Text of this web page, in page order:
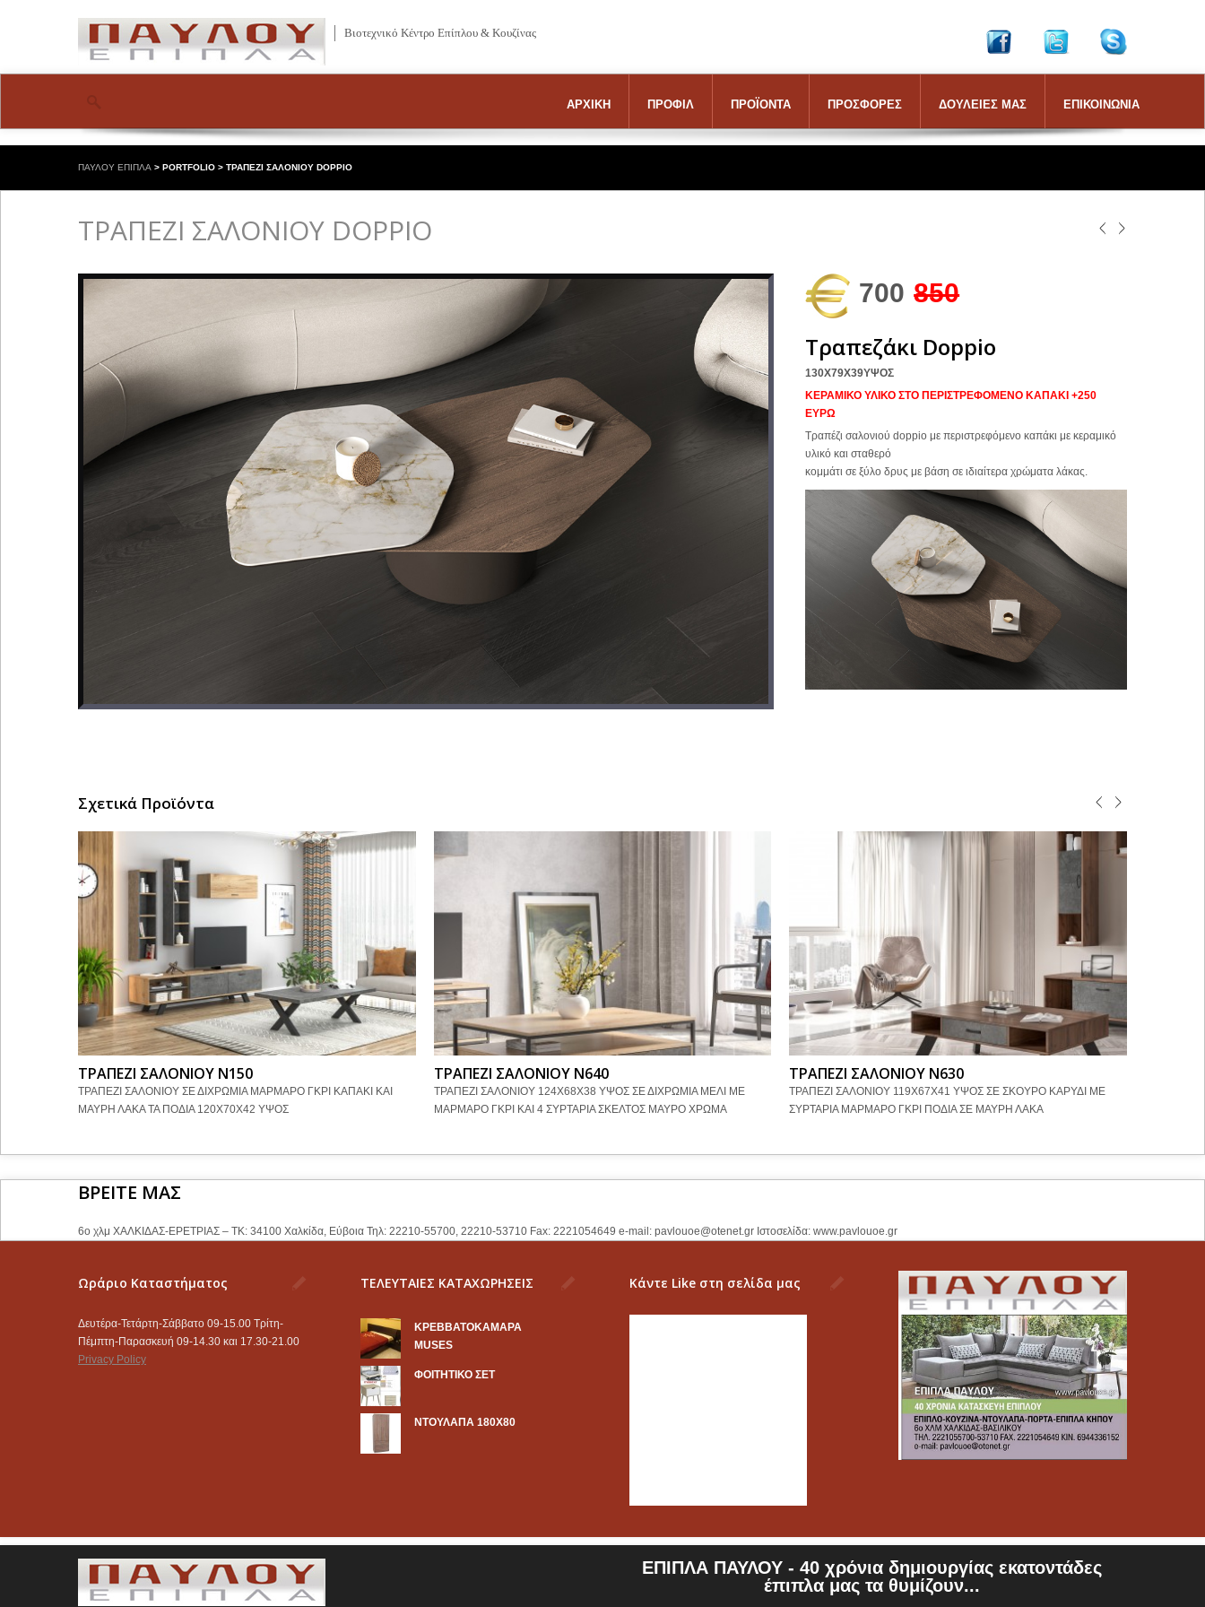
Βιοτεχνικό Κέντρο Επίπλου & Κουζίνας
ΑΡΧΙΚΗ ΠΡΟΦΙΛ ΠΡΟΪΟΝΤΑ ΠΡΟΣΦΟΡΕΣ ΔΟΥΛΕΙΕΣ ΜΑΣ ΕΠΙΚΟΙΝΩΝΙΑ
ΠΑΥΛΟΥ ΕΠΙΠΛΑ > PORTFOLIO > ΤΡΑΠΕΖΙ ΣΑΛΟΝΙΟΥ DOPPIO
ΤΡΑΠΕΖΙ ΣΑΛΟΝΙΟΥ DOPPIO
700 850
Τραπεζάκι Doppio
130X79X39YΨΟΣ
ΚΕΡΑΜΙΚΟ ΥΛΙΚΟ ΣΤΟ ΠΕΡΙΣΤΡΕΦΟΜΕΝΟ ΚΑΠΑΚΙ +250
ΕΥΡΩ
Τραπέζι σαλονιού doppio με περιστρεφόμενο καπάκι με κεραμικό
υλικό και σταθερό
κομμάτι σε ξύλο δρυς με βάση σε ιδιαίτερα χρώματα λάκας.
Σχετικά Προϊόντα
ΤΡΑΠΕΖΙ ΣΑΛΟΝΙΟΥ Ν150
ΤΡΑΠΕΖΙ ΣΑΛΟΝΙΟΥ ΣΕ ΔΙΧΡΩΜΙΑ ΜΑΡΜΑΡΟ ΓΚΡΙ ΚΑΠΑΚΙ ΚΑΙ
ΜΑΥΡΗ ΛΑΚΑ ΤΑ ΠΟΔΙΑ 120Χ70Χ42 ΥΨΟΣ
ΤΡΑΠΕΖΙ ΣΑΛΟΝΙΟΥ Ν640
ΤΡΑΠΕΖΙ ΣΑΛΟΝΙΟΥ 124Χ68Χ38 ΥΨΟΣ ΣΕ ΔΙΧΡΩΜΙΑ ΜΕΛΙ ΜΕ
ΜΑΡΜΑΡΟ ΓΚΡΙ ΚΑΙ 4 ΣΥΡΤΑΡΙΑ ΣΚΕΛΤΟΣ ΜΑΥΡΟ ΧΡΩΜΑ
ΤΡΑΠΕΖΙ ΣΑΛΟΝΙΟΥ Ν630
ΤΡΑΠΕΖΙ ΣΑΛΟΝΙΟΥ 119Χ67Χ41 ΥΨΟΣ ΣΕ ΣΚΟΥΡΟ ΚΑΡΥΔΙ ΜΕ
ΣΥΡΤΑΡΙΑ ΜΑΡΜΑΡΟ ΓΚΡΙ ΠΟΔΙΑ ΣΕ ΜΑΥΡΗ ΛΑΚΑ
ΒΡΕΙΤΕ ΜΑΣ
6ο χλμ ΧΑΛΚΙΔΑΣ-ΕΡΕΤΡΙΑΣ – ΤΚ: 34100 Χαλκίδα, Εύβοια Τηλ: 22210-55700, 22210-53710 Fax: 2221054649 e-mail: pavlouoe@otenet.gr Ιστοσελίδα: www.pavlouoe.gr
Ωράριο Καταστήματος
Δευτέρα-Τετάρτη-Σάββατο 09-15.00 Τρίτη-
Πέμπτη-Παρασκευή 09-14.30 και 17.30-21.00
Privacy Policy
ΤΕΛΕΥΤΑΙΕΣ ΚΑΤΑΧΩΡΗΣΕΙΣ
KΡΕΒΒΑΤΟΚΑΜΑΡΑ
MUSES
ΦΟΙΤΗΤΙΚΟ ΣΕΤ
ΝΤΟΥΛΑΠΑ 180Χ80
Κάντε Like στη σελίδα μας
ΕΠΙΠΛΑ ΠΑΥΛΟΥ - 40 χρόνια δημιουργίας εκατοντάδες
έπιπλα μας τα θυμίζουν...